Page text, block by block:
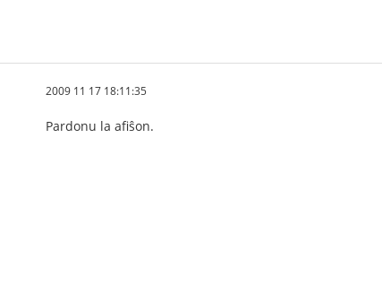
2009 11 17 18:11:35
Pardonu la afiŝon.